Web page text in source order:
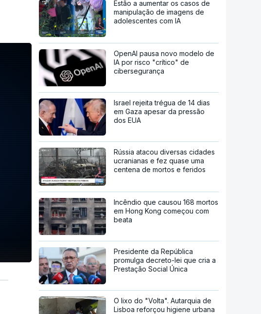
Estão a aumentar os casos de
manipulação de imagens de
adolescentes com IA
OpenAI pausa novo modelo de
IA por risco "crítico" de
cibersegurança
Israel rejeita trégua de 14 dias
em Gaza apesar da pressão
dos EUA
Rússia atacou diversas cidades
ucranianas e fez quase uma
centena de mortos e feridos
Incêndio que causou 168 mortos
em Hong Kong começou com
beata
Presidente da República
promulga decreto-lei que cria a
Prestação Social Única
O lixo do "Volta". Autarquia de
Lisboa reforçou higiene urbana